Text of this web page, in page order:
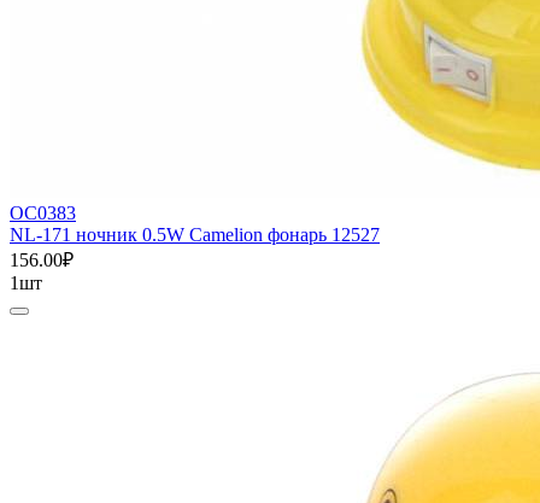
ОС0383
NL-171 ночник 0.5W Camelion фонарь 12527
156.00₽
1шт